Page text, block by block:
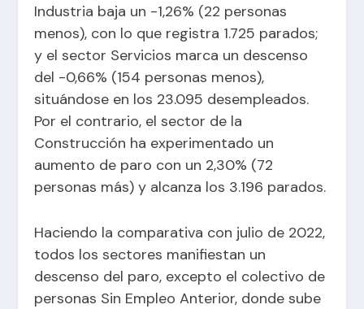
Industria baja un -1,26% (22 personas
menos), con lo que registra 1.725 parados;
y el sector Servicios marca un descenso
del -0,66% (154 personas menos),
situándose en los 23.095 desempleados.
Por el contrario, el sector de la
Construcción ha experimentado un
aumento de paro con un 2,30% (72
personas más) y alcanza los 3.196 parados.
Haciendo la comparativa con julio de 2022,
todos los sectores manifiestan un
descenso del paro, excepto el colectivo de
personas Sin Empleo Anterior, donde sube